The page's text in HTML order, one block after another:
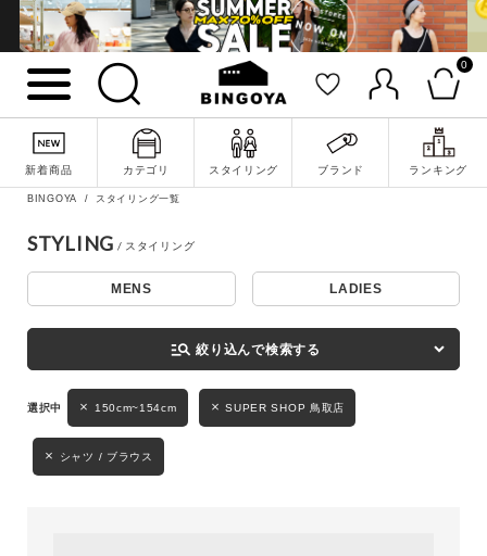
0
新着商品 カテゴリ スタイリング ブランド ランキング
詳細検索
キーワード
性別
MENS LADIES
BINGOYA スタイリング一覧
STYLING
MENS LADIES
manage_search 絞り込んで検索する
150cm~154cm SUPER SHOP 鳥取店
シャツ / ブラウス